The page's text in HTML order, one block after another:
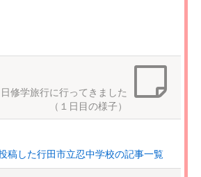
修学旅行に行ってきました
（１日目の様子）
稿した行田市立忍中学校の記事一覧